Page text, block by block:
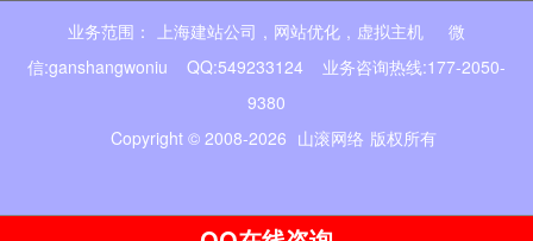
业务范围： 上海建站公司 , 网站优化 , 虚拟主机
微
信:ganshangwoniu QQ:549233124 业务咨询热线:177-2050-
9380
Copyright © 2008-2026 山滚网络 版权所有